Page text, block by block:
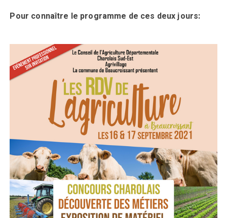
Pour connaître le programme de ces deux jours: